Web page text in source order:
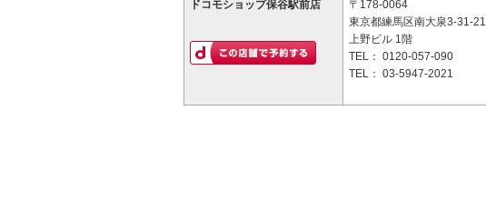
ドコモショップ保谷駅前店
〒178-0064
東京都練馬区南大泉3-31-21
上野ビル 1階
TEL： 0120-057-090
TEL： 03-5947-2021